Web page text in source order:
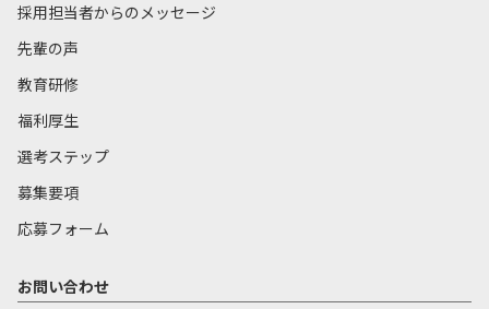
採用担当者からのメッセージ
先輩の声
教育研修
福利厚生
選考ステップ
募集要項
応募フォーム
お問い合わせ